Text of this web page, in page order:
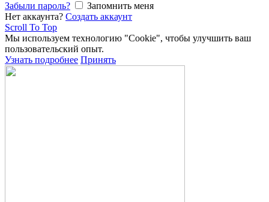
Забыли пароль?
Запомнить меня
Нет аккаунта? Создать аккаунт
Scroll To Top
Мы используем технологию "Cookie", чтобы улучшить ваш
пользовательский опыт.
Узнать подробнее Принять